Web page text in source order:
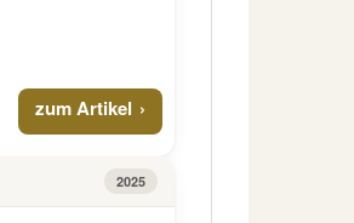
zum Artikel
2025